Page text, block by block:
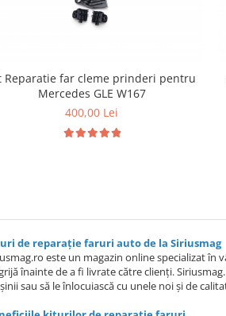
Reparatie far cleme prinderi pentru
Mercedes GLE W167
400,00 Lei
de reparație faruri auto de la Siriusmag
este un magazin online specializat
înainte de a fi livrate către clienți.
sau să le înlocuiască cu unele noi și de